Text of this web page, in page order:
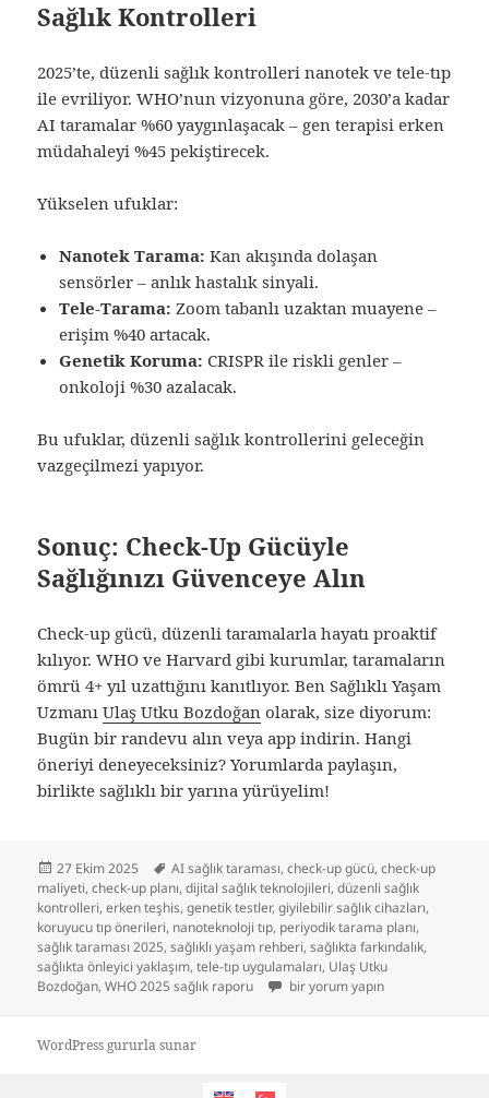
Sağlık Kontrolleri
2025’te, düzenli sağlık kontrolleri nanotek ve tele-tıp
ile evriliyor. WHO’nun vizyonuna göre, 2030’a kadar
AI taramalar %60 yaygınlaşacak – gen terapisi erken
müdahaleyi %45 pekiştirecek.
Yükselen ufuklar:
Nanotek Tarama: Kan akışında dolaşan
sensörler – anlık hastalık sinyali.
Tele-Tarama: Zoom tabanlı uzaktan muayene –
erişim %40 artacak.
Genetik Koruma: CRISPR ile riskli genler –
onkoloji %30 azalacak.
Bu ufuklar, düzenli sağlık kontrollerini geleceğin
vazgeçilmezi yapıyor.
Sonuç: Check-Up Gücüyle
Sağlığınızı Güvenceye Alın
Check-up gücü, düzenli taramalarla hayatı proaktif
kılıyor. WHO ve Harvard gibi kurumlar, taramaların
ömrü 4+ yıl uzattığını kanıtlıyor. Ben Sağlıklı Yaşam
UzmanıUlaş Utku Bozdoğan olarak, size diyorum:
Bugün bir randevu alın veya app indirin. Hangi
öneriyi deneyeceksiniz? Yorumlarda paylaşın,
birlikte sağlıklı bir yarına yürüyelim!
Yayın
tarihi
27 Ekim 2025 Etiketler
AI sağlık taraması,check-up gücü,check-up
maliyeti,check-up planı,dijital sağlık teknolojileri,düzenli sağlık
kontrolleri,erken teşhis,genetik testler,giyilebilir sağlık cihazları,
koruyucu tıp önerileri, nanoteknoloji tıp, periyodik tarama planı,
sağlık taraması 2025,sağlıklı yaşam rehberi,sağlıkta farkındalık,
sağlıkta önleyici yaklaşım,tele-tıp uygulamaları, Ulaş Utku
Bozdoğan,WHO 2025 sağlık raporu Check-Up Gücü: Düzenli
bir yorum yapın
WordPress gururla sunar